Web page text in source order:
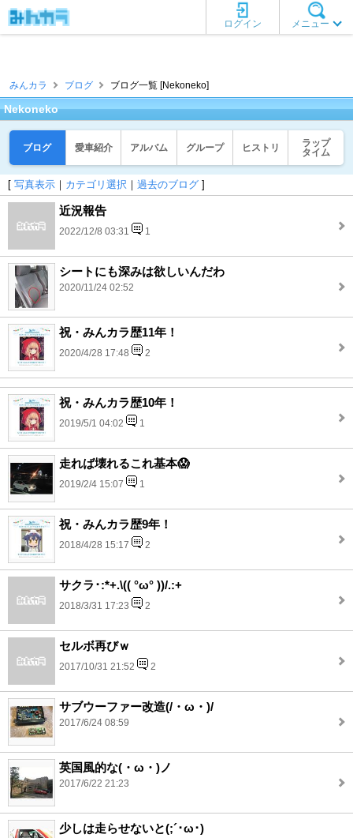
メニュー
ログイン
みんカラ ブログ ブログ一覧 [Nekoneko]
Nekoneko
ブログ 愛車紹介 アルバム グループ ヒストリ
ラップ
タイム
[ 写真表示 ｜ カテゴリ選択 ｜ 過去のブログ ]
近況報告
2022/12/8 03:31 1
シートにも深みは欲しいんだわ
2020/11/24 02:52
祝・みんカラ歴11年！
2020/4/28 17:48 2
祝・みんカラ歴10年！
2019/5/1 04:02 1
走れば壊れるこれ基本😱
2019/2/4 15:07 1
祝・みんカラ歴9年！
2018/4/28 15:17 2
サクラ･:*+.\(( °ω° ))/.:+
2018/3/31 17:23 2
セルボ再びｗ
2017/10/31 21:52 2
サブウーファー改造(/・ω・)/
2017/6/24 08:59
英国風的な(・ω・)ノ
2017/6/22 21:23
少しは走らせないと(;´･ω･)